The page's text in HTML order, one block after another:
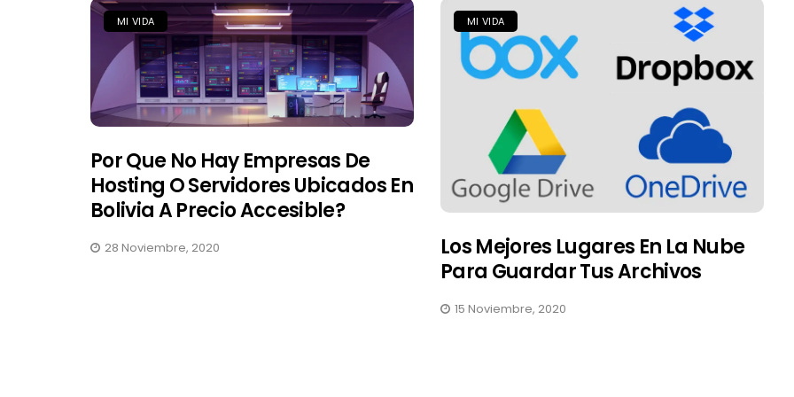
MI VIDA
Por Que No Hay Empresas De
Hosting O Servidores Ubicados En
Bolivia A Precio Accesible?
28 Noviembre, 2020
MI VIDA
Los Mejores Lugares En La Nube
Para Guardar Tus Archivos
15 Noviembre, 2020
TRUCOS Y TIPS